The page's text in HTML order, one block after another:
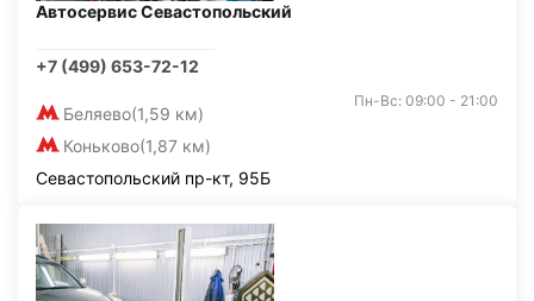
Автосервис Севастопольский
+7 (499) 653-72-12
Беляево(1,59 км)
Коньково(1,87 км)
Пн-Вс: 09:00 - 21:00
Севастопольский пр-кт, 95Б